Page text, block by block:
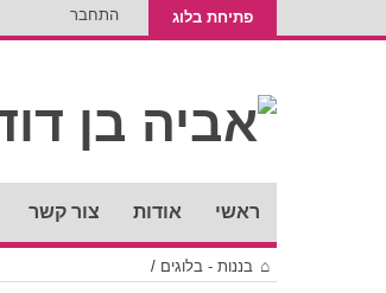
פתיחת בלוג התחבר
ראשי אודות צור קשר
בננות - בלוגים /